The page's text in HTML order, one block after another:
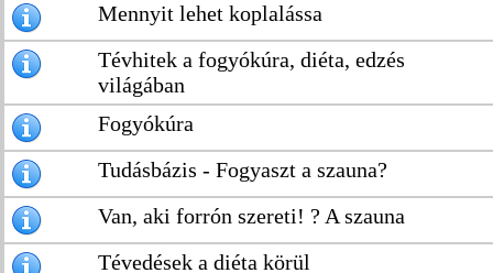
Mennyit lehet koplalássa
Tévhitek a fogyókúra, diéta, edzés
világában
Fogyókúra
Tudásbázis - Fogyaszt a szauna?
Van, aki forrón szereti! ? A szauna
Tévedések a diéta körül